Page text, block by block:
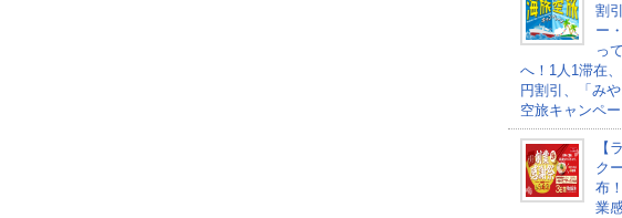
割
ー
っ
へ！1人1滞在
円割引、「み
空旅キャンペ
【
ク
布
業